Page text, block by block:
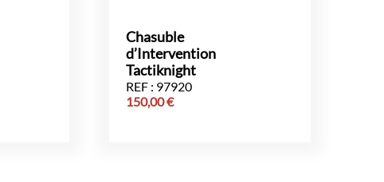
Chasuble
d’Intervention
Tactiknight
REF : 97920
150,00€